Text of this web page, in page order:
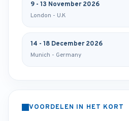
9 - 13 November 2026
London - U.K
14 - 18 December 2026
Munich - Germany
VOORDELEN IN HET KORT